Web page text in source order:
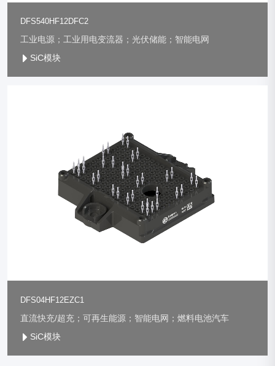
DFS540HF12DFC2
工业电源；工业用电变流器；光伏储能；智能电网
SiC模块
DFS04HF12EZC1
直流快充/超充；可再生能源；智能电网；燃料电池汽车
SiC模块